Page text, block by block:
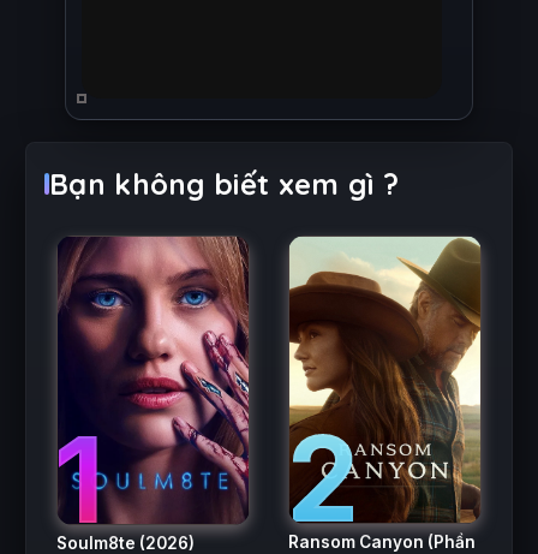
Bạn không biết xem gì ?
1
Soulm8te (2026) 2
Ransom Canyon (Phần